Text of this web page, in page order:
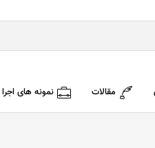
مقالات نمونه های